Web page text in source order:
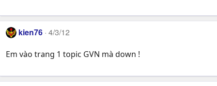
kien76 4/3/12
Em vào trang 1 topic GVN mà down !